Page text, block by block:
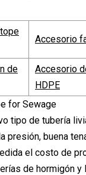
Accesorio
de
Accesorio
HDPE
tipo de tubería
buena
el costo de
de hormigón